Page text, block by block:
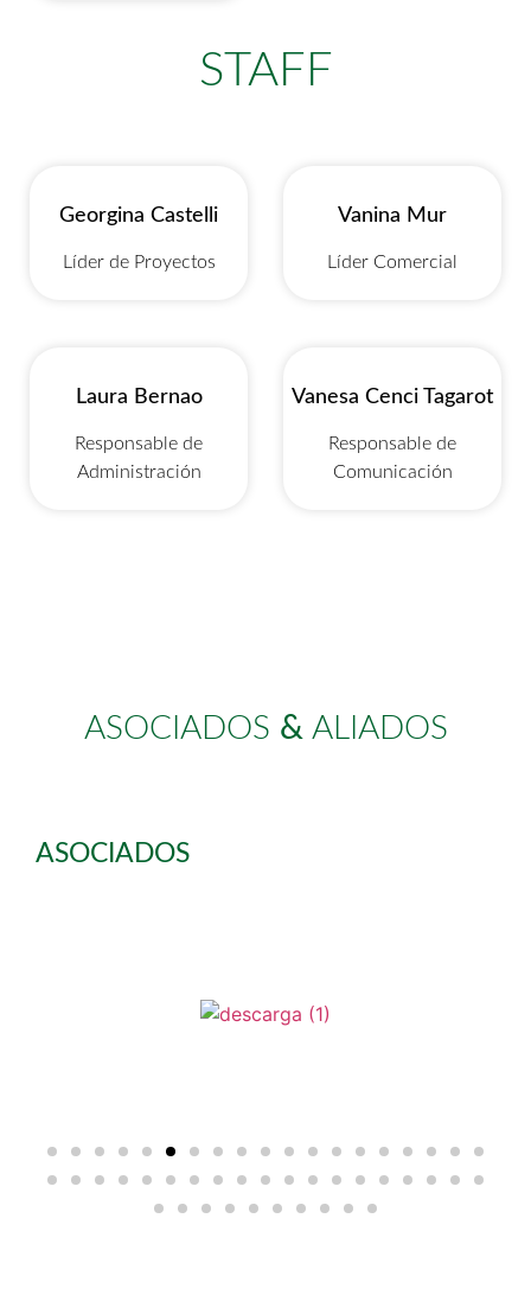
STAFF
Georgina Castelli
Líder de Proyectos
Vanina Mur
Líder Comercial
Laura Bernao
Responsable de
Administración
Vanesa Cenci Tagarot
Responsable de
Comunicación
ASOCIADOS & ALIADOS
ASOCIADOS